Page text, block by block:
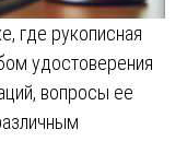
где рукописная
удостоверения
вопросы ее